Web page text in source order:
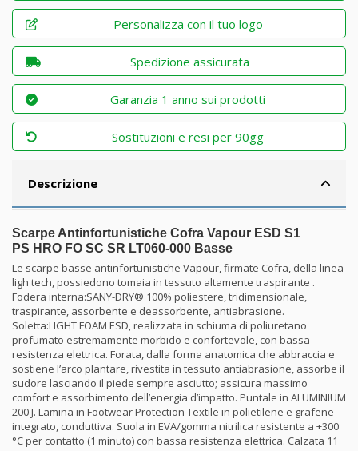
Personalizza con il tuo logo
Spedizione assicurata
Garanzia 1 anno sui prodotti
Sostituzioni e resi per 90gg
Descrizione
Scarpe Antinfortunistiche Cofra Vapour ESD S1
PS HRO FO SC SR LT060-000 Basse
Le scarpe basse antinfortunistiche Vapour, firmate Cofra, della linea
ligh tech, possiedono tomaia in tessuto altamente traspirante .
Fodera interna:SANY-DRY® 100% poliestere, tridimensionale,
traspirante, assorbente e deassorbente, antiabrasione.
Soletta:LIGHT FOAM ESD, realizzata in schiuma di poliuretano
profumato estremamente morbido e confortevole, con bassa
resistenza elettrica. Forata, dalla forma anatomica che abbraccia e
sostiene l’arco plantare, rivestita in tessuto antiabrasione, assorbe il
sudore lasciando il piede sempre asciutto; assicura massimo
comfort e assorbimento dell’energia d’impatto. Puntale in ALUMINIUM
200 J. Lamina in Footwear Protection Textile in polietilene e grafene
integrato, conduttiva. Suola in EVA/gomma nitrilica resistente a +300
°C per contatto (1 minuto) con bassa resistenza elettrica. Calzata 11